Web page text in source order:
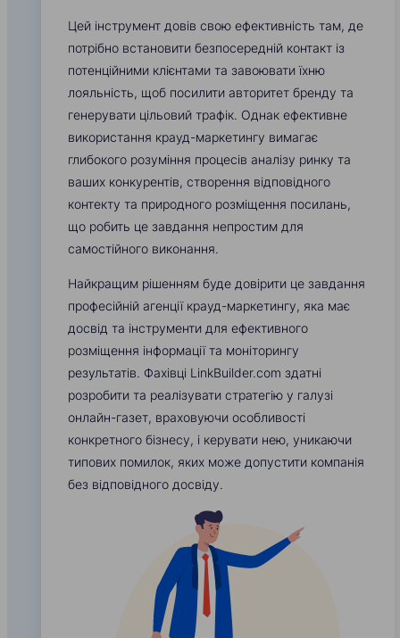
Цей інструмент довів свою ефективність там, де
потрібно встановити безпосередній контакт із
потенційними клієнтами та завоювати їхню
лояльність, щоб посилити авторитет бренду та
генерувати цільовий трафік. Однак ефективне
використання крауд-маркетингу вимагає
глибокого розуміння процесів аналізу ринку та
ваших конкурентів, створення відповідного
контекту та природного розміщення посилань,
що робить це завдання непростим для
самостійного виконання.
Найкращим рішенням буде довірити це завдання
професійній агенції крауд-маркетингу, яка має
досвід та інструменти для ефективного
розміщення інформації та моніторингу
результатів. Фахівці LinkBuilder.com здатні
розробити та реалізувати стратегію у галузі
онлайн-газет, враховуючи особливості
конкретного бізнесу, і керувати нею, уникаючи
типових помилок, яких може допустити компанія
без відповідного досвіду.